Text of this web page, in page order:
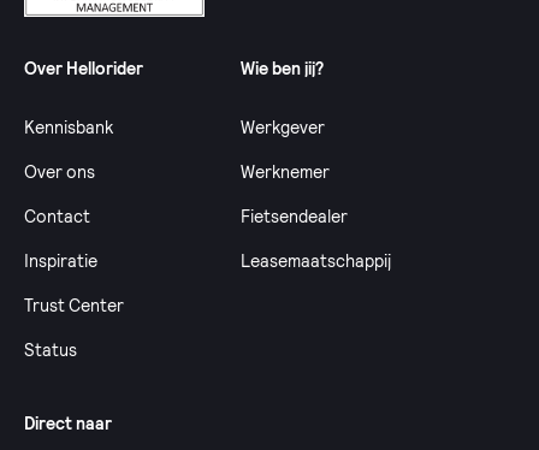
Over Hellorider
Kennisbank
Over ons
Contact
Inspiratie
Trust Center
Status
Wie ben jij?
Werkgever
Werknemer
Fietsendealer
Leasemaatschappij
Direct naar